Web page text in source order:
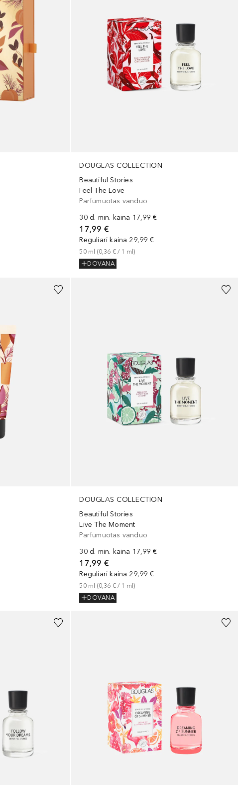
DOUGLAS COLLECTION
Beautiful Stories
Feel The Love
Parfumuotas vanduo
30 d. min. kaina 17,99 €
17,99 €
Reguliari kaina 29,99 €
50 ml (0,36 € / 1 ml)
DOVANA
DOUGLAS COLLECTION
Beautiful Stories
Live The Moment
Parfumuotas vanduo
30 d. min. kaina 17,99 €
17,99 €
Reguliari kaina 29,99 €
50 ml (0,36 € / 1 ml)
DOVANA